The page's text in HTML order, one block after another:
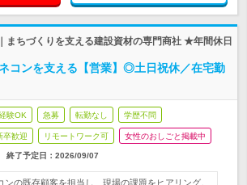
まちづくりを支える建設資材の専門商社 ★年間休日
コンを支える【営業】◎土日祝休／在宅勤
験OK 急募 転勤なし 学歴不問
卒歓迎 リモートワーク可 女性のおしごと掲載中
終了予定日： 2026/09/07
の既存顧客を担当し、現場の課題をヒアリング。